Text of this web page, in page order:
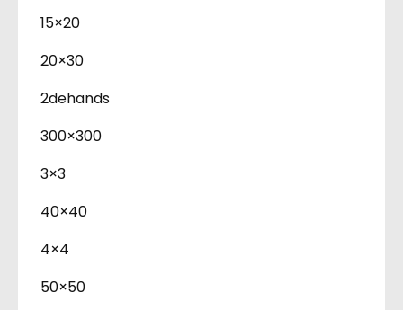
15×20
20×30
2dehands
300×300
3×3
40×40
4×4
50×50